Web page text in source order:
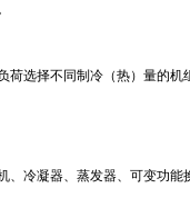
选择不同制冷（热）量的机
、冷凝器、蒸发器、可变